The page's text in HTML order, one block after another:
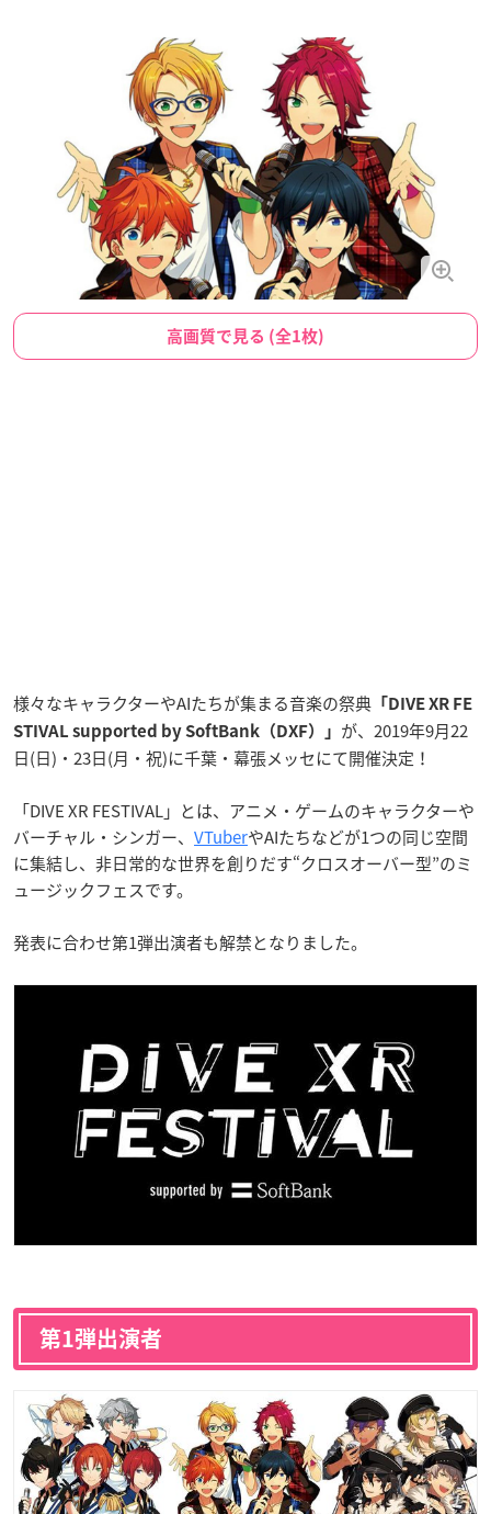
高画質で見る (全1枚)
様々なキャラクターやAIたちが集まる音楽の祭典 「DIVE XR FE
STIVAL supported by SoftBank（DXF）」 が、2019年9月22
日(日)・23日(月・祝)に千葉・幕張メッセにて開催決定！
「DIVE XR FESTIVAL」とは、アニメ・ゲームのキャラクターや
バーチャル・シンガー、 VTuberやAIたちなどが1つの同じ空間
に集結し、非日常的な世界を創りだす“クロスオーバー型”のミ
ュージックフェスです。
発表に合わせ第1弾出演者も解禁となりました。
第1弾出演者